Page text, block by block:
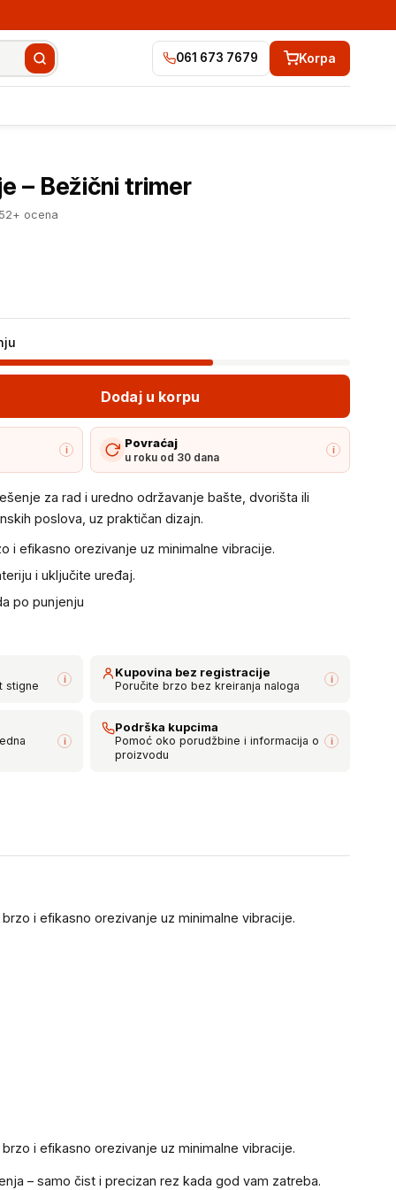
061 673 7679 Korpa
– Bežični trimer
ocena
Dodaj u korpu
i
Povraćaj
u roku od 30 dana
i
za rad i uredno održavanje bašte, dvorišta ili
poslova, uz praktičan dizajn.
i efikasno orezivanje uz minimalne vibracije.
i uključite uređaj.
po punjenju
stigne i Kupovina bez registracije
Poručite brzo bez kreiranja naloga i
i
Podrška kupcima
Pomoć oko porudžbine i informacija o
proizvodu
i
4.923 RSD Dodaj u korpu
i efikasno orezivanje uz minimalne vibracije.
i efikasno orezivanje uz minimalne vibracije.
– samo čist i precizan rez kada god vam zatreba.